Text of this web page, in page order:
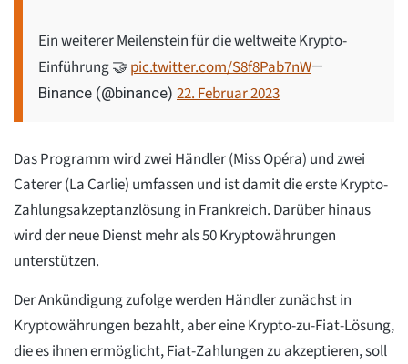
Ein weiterer Meilenstein für die weltweite Krypto-
Einführung 🤝 pic.twitter.com/S8f8Pab7nW—
Binance (@binance) 22. Februar 2023
Das Programm wird zwei Händler (Miss Opéra) und zwei
Caterer (La Carlie) umfassen und ist damit die erste Krypto-
Zahlungsakzeptanzlösung in Frankreich. Darüber hinaus
wird der neue Dienst mehr als 50 Kryptowährungen
unterstützen.
Der Ankündigung zufolge werden Händler zunächst in
Kryptowährungen bezahlt, aber eine Krypto-zu-Fiat-Lösung,
die es ihnen ermöglicht, Fiat-Zahlungen zu akzeptieren, soll